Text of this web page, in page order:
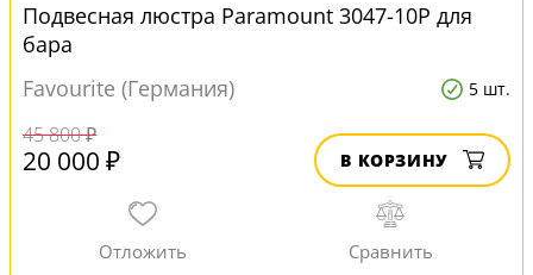
Подвесная люстра Paramount 3047-10P для
бара
Favourite (Германия)
5 шт.
45 800 ₽
20 000 ₽ В КОРЗИНУ